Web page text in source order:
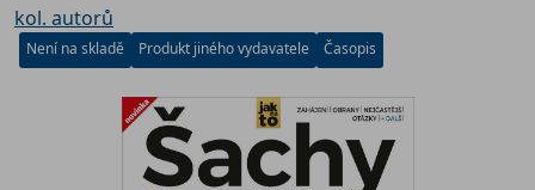
kol. autorů
Není na skladě Produkt jiného vydavatele Časopis